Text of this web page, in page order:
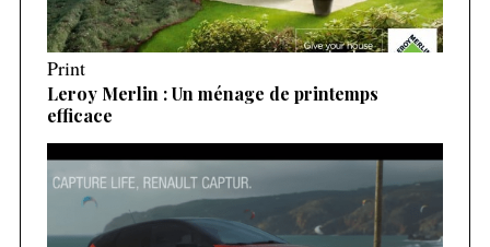
Print
Leroy Merlin : Un ménage de printemps
efficace